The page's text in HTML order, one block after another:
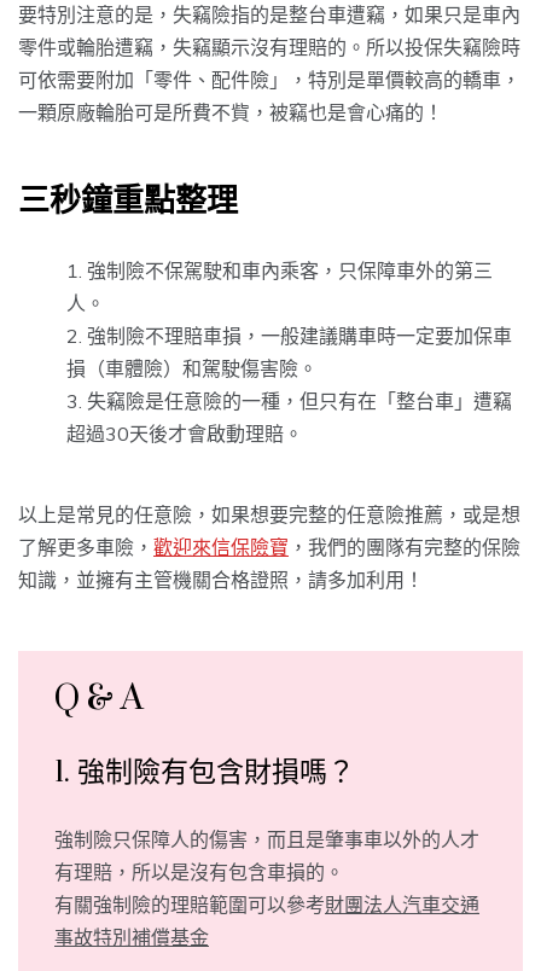
要特別注意的是，失竊險指的是整台車遭竊，如果只是車內
零件或輪胎遭竊，失竊顯示沒有理賠的。所以投保失竊險時
可依需要附加「零件、配件險」，特別是單價較高的轎車，
一顆原廠輪胎可是所費不貲，被竊也是會心痛的！
三秒鐘重點整理
強制險不保駕駛和車內乘客，只保障車外的第三
人。
強制險不理賠車損，一般建議購車時一定要加保車
損（車體險）和駕駛傷害險。
失竊險是任意險的一種，但只有在「整台車」遭竊
超過30天後才會啟動理賠。
以上是常見的任意險，如果想要完整的任意險推薦，或是想
了解更多車險， 歡迎來信保險寶 ，我們的團隊有完整的保險
知識，並擁有主管機關合格證照，請多加利用！
Q & A
1. 強制險有包含財損嗎？
強制險只保障人的傷害，而且是肇事車以外的人才
有理賠，所以是沒有包含車損的。
有關強制險的理賠範圍可以參考財團法人汽車交通
事故特別補償基金